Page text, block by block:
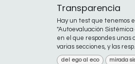
Transparencia
Hay un test que tenemos
"Autoevaluación
en el que respondes unas
varias secciones, y las
del ego al eco mirada